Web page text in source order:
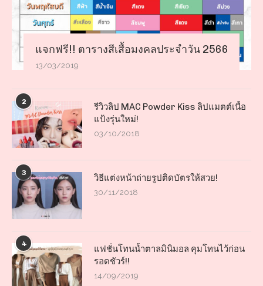
แจกฟรี!! ตารางสีเสื้อมงคลประจำวัน 2566
13/03/2019
2
รีวิวลิป MAC Powder Kiss ลิปแมตต์เนื้อ
แป้งรุ่นใหม่!
03/10/2018
3 วิธีแต่งหน้าถ่ายรูปติดบัตรให้สวย!
30/11/2018
4
แฟชั่นโทนน้ำตาลมินิมอล คุมโทนไว้ก่อน
รอดชัวร์!!
14/09/2019